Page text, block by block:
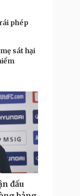
phép
sát hại
đấu